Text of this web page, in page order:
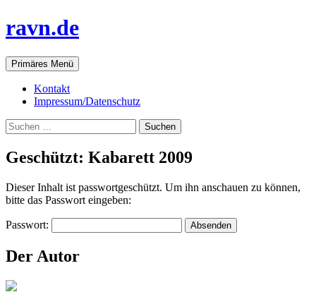
ravn.de
Suchen
Primäres Menü Springe
zum
Kontakt
Impressum/Datenschutz
Suchen
nach:
Geschützt: Kabarett 2009
Dieser Inhalt ist passwortgeschützt. Um ihn anschauen zu können,
bitte das Passwort eingeben:
Passwort:
Der Autor